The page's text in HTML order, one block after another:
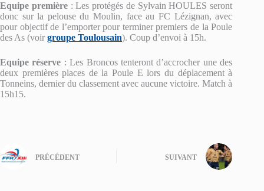
Equipe première: Les protégés de Sylvain HOULES seront
donc sur la pelouse du Moulin, face au FC Lézignan, avec
pour objectif de l’emporter pour terminer premiers de la Poule
des As (voir groupe Toulousain). Coup d’envoi à 15h.
Equipe réserve : Les Broncos tenteront d’accrocher une des
deux premières places de la Poule E lors du déplacement à
Tonneins, dernier du classement avec aucune victoire. Match à
15h15.
PRÉCÉDENT SUIVANT